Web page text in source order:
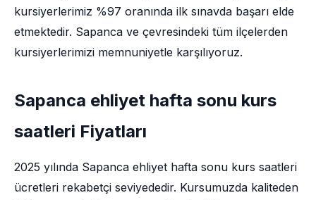
kursiyerlerimiz %97 oranında ilk sınavda başarı elde
etmektedir. Sapanca ve çevresindeki tüm ilçelerden
kursiyerlerimizi memnuniyetle karşılıyoruz.
Sapanca ehliyet hafta sonu kurs
saatleri Fiyatları
2025 yılında Sapanca ehliyet hafta sonu kurs saatleri
ücretleri rekabetçi seviyededir. Kursumuzda kaliteden